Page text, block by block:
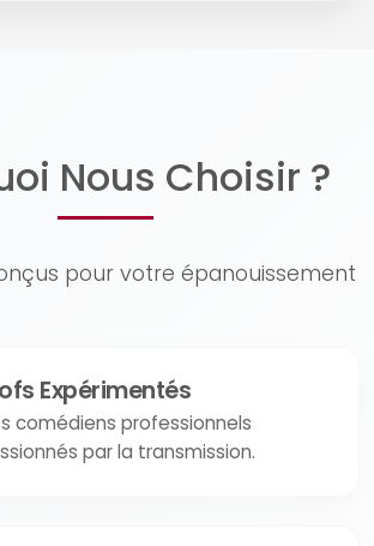
Nous Choisir ?
pour votre épanouissement
Expérimentés
comédiens professionnels
par la transmission.